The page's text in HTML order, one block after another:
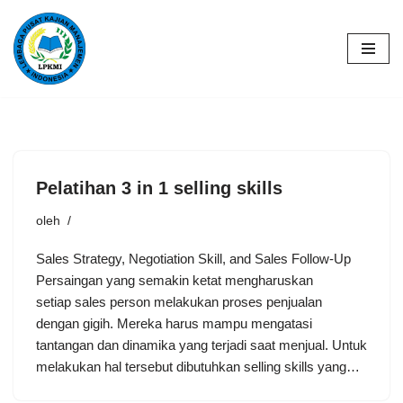
Lompat
ke
Pelatihan 3 in 1 selling skills
oleh
Sales Strategy, Negotiation Skill, and Sales Follow-Up
Persaingan yang semakin ketat mengharuskan
setiap sales person melakukan proses penjualan
dengan gigih. Mereka harus mampu mengatasi
tantangan dan dinamika yang terjadi saat menjual. Untuk
melakukan hal tersebut dibutuhkan selling skills yang…